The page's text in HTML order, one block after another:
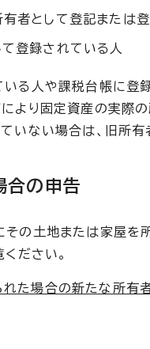
者として登記または登
登録されている人
る人や課税台帳に登
より固定資産の実際
ない場合は、旧所有
合の申告
の土地または家屋を
ださい。
れた場合の新たな所有